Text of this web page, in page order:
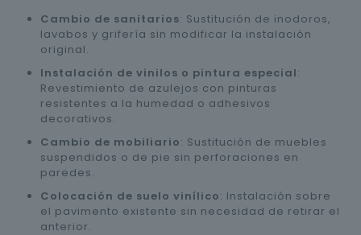
Cambio de sanitarios: Sustitución de inodoros,
lavabos y grifería sin modificar la instalación
original.
Instalación de vinilos o pintura especial:
Revestimiento de azulejos con pinturas
resistentes a la humedad o adhesivos
decorativos.
Cambio de mobiliario: Sustitución de muebles
suspendidos o de pie sin perforaciones en
paredes.
Colocación de suelo vinílico: Instalación sobre
el pavimento existente sin necesidad de retirar el
anterior.